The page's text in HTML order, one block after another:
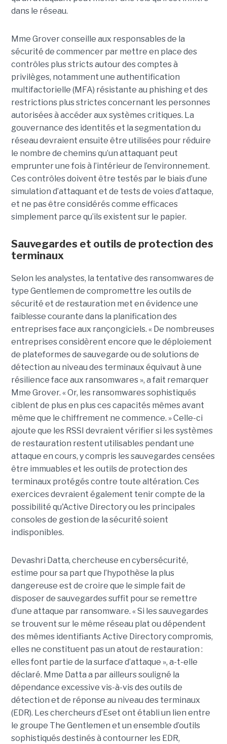
dans le réseau.
Mme Grover conseille aux responsables de la
sécurité de commencer par mettre en place des
contrôles plus stricts autour des comptes à
privilèges, notamment une authentification
multifactorielle (MFA) résistante au phishing et des
restrictions plus strictes concernant les personnes
autorisées à accéder aux systèmes critiques. La
gouvernance des identités et la segmentation du
réseau devraient ensuite être utilisées pour réduire
le nombre de chemins qu’un attaquant peut
emprunter une fois à l’intérieur de l’environnement.
Ces contrôles doivent être testés par le biais d’une
simulation d’attaquant et de tests de voies d’attaque,
et ne pas être considérés comme efficaces
simplement parce qu’ils existent sur le papier.
Sauvegardes et outils de protection des
terminaux
Selon les analystes, la tentative des ransomwares de
type Gentlemen de compromettre les outils de
sécurité et de restauration met en évidence une
faiblesse courante dans la planification des
entreprises face aux rançongiciels. « De nombreuses
entreprises considèrent encore que le déploiement
de plateformes de sauvegarde ou de solutions de
détection au niveau des terminaux équivaut à une
résilience face aux ransomwares », a fait remarquer
Mme Grover. « Or, les ransomwares sophistiqués
ciblent de plus en plus ces capacités mêmes avant
même que le chiffrement ne commence. » Celle-ci
ajoute que les RSSI devraient vérifier si les systèmes
de restauration restent utilisables pendant une
attaque en cours, y compris les sauvegardes censées
être immuables et les outils de protection des
terminaux protégés contre toute altération. Ces
exercices devraient également tenir compte de la
possibilité qu'Active Directory ou les principales
consoles de gestion de la sécurité soient
indisponibles.
Devashri Datta, chercheuse en cybersécurité,
estime pour sa part que l’hypothèse la plus
dangereuse est de croire que le simple fait de
disposer de sauvegardes suffit pour se remettre
d’une attaque par ransomware. « Si les sauvegardes
se trouvent sur le même réseau plat ou dépendent
des mêmes identifiants Active Directory compromis,
elles ne constituent pas un atout de restauration :
elles font partie de la surface d’attaque », a-t-elle
déclaré. Mme Datta a par ailleurs souligné la
dépendance excessive vis-à-vis des outils de
détection et de réponse au niveau des terminaux
(EDR). Les chercheurs d’Eset ont établi un lien entre
le groupe The Gentlemen et un ensemble d’outils
sophistiqués destinés à contourner les EDR,